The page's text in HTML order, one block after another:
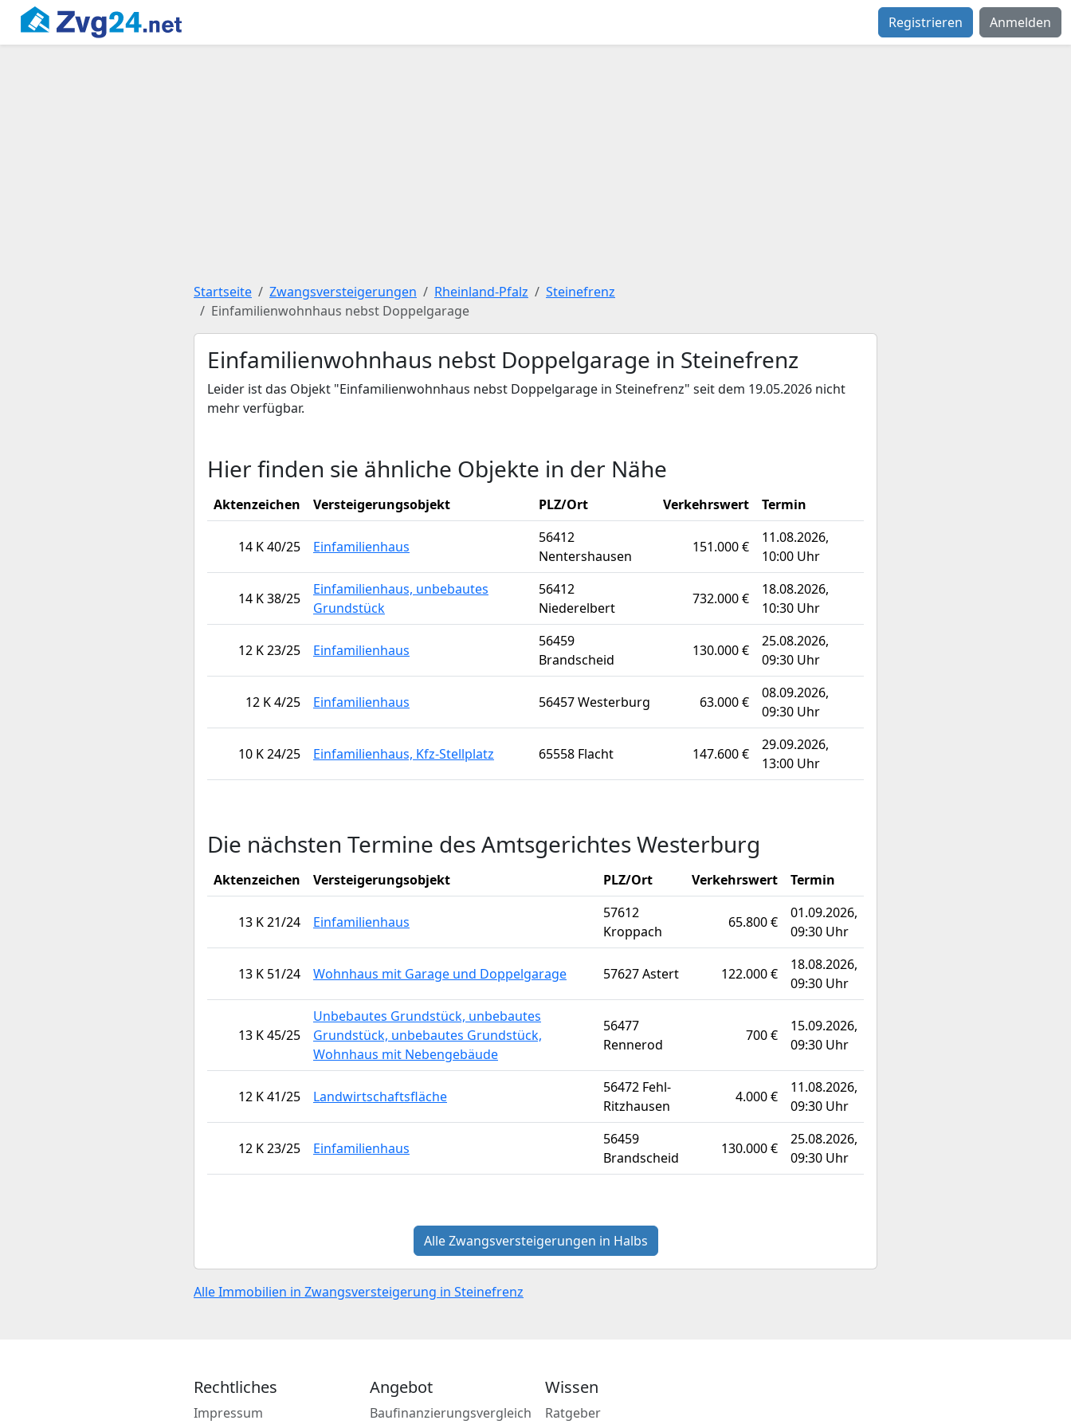
Registrieren Anmelden
Startseite Zwangsversteigerungen Rheinland-Pfalz
Steinefrenz
Einfamilienwohnhaus nebst Doppelgarage
Einfamilienwohnhaus nebst Doppelgarage in Steinefrenz
Leider ist das Objekt "Einfamilienwohnhaus nebst Doppelgarage in Steinefrenz" seit dem 19.05.2026 nicht
mehr verfügbar.
Hier finden sie ähnliche Objekte in der Nähe
Aktenzeichen Versteigerungsobjekt PLZ/Ort Verkehrswert Termin
14 K 40/25 Einfamilienhaus
56412
Nentershausen
151.000 €
11.08.2026,
10:00 Uhr
14 K 38/25
Einfamilienhaus, unbebautes
Grundstück
56412
Niederelbert
732.000 €
18.08.2026,
10:30 Uhr
12 K 23/25 Einfamilienhaus
56459
Brandscheid
130.000 €
25.08.2026,
09:30 Uhr
12 K 4/25 Einfamilienhaus 56457 Westerburg 63.000 €
08.09.2026,
09:30 Uhr
10 K 24/25 Einfamilienhaus, Kfz-Stellplatz 65558 Flacht 147.600 €
29.09.2026,
13:00 Uhr
Die nächsten Termine des Amtsgerichtes Westerburg
Aktenzeichen Versteigerungsobjekt PLZ/Ort Verkehrswert Termin
13 K 21/24 Einfamilienhaus
57612
Kroppach
65.800 €
01.09.2026,
09:30 Uhr
13 K 51/24 Wohnhaus mit Garage und Doppelgarage 57627 Astert 122.000 €
18.08.2026,
09:30 Uhr
13 K 45/25
Unbebautes Grundstück, unbebautes
Grundstück, unbebautes Grundstück,
Wohnhaus mit Nebengebäude
56477
Rennerod
700 €
15.09.2026,
09:30 Uhr
12 K 41/25 Landwirtschaftsfläche
56472 Fehl-
Ritzhausen
4.000 €
11.08.2026,
09:30 Uhr
12 K 23/25 Einfamilienhaus
56459
Brandscheid
130.000 €
25.08.2026,
09:30 Uhr
Alle Zwangsversteigerungen in Halbs
Alle Immobilien in Zwangsversteigerung in Steinefrenz
Rechtliches
Impressum
Angebot
Baufinanzierungsvergleich
Wissen
Ratgeber